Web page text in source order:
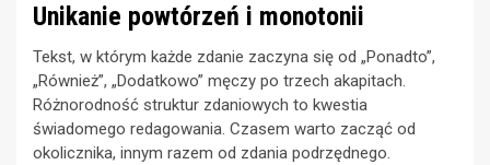
Unikanie powtórzeń i monotonii
Tekst, w którym każde zdanie zaczyna się od „Ponadto”,
„Również”, „Dodatkowo” męczy po trzech akapitach.
Różnorodność struktur zdaniowych to kwestia
świadomego redagowania. Czasem warto zacząć od
okolicznika, innym razem od zdania podrzędnego.